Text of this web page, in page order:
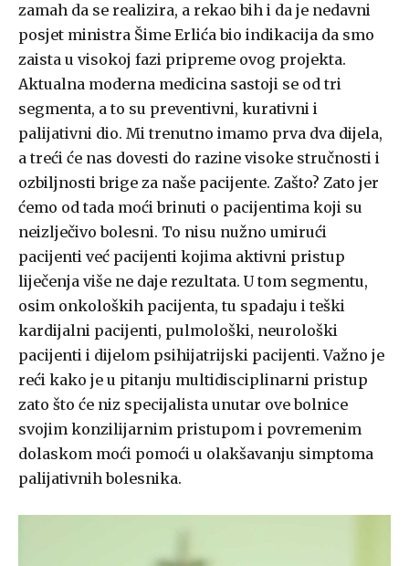
zamah da se realizira, a rekao bih i da je nedavni
posjet ministra Šime Erlića bio indikacija da smo
zaista u visokoj fazi pripreme ovog projekta.
Aktualna moderna medicina sastoji se od tri
segmenta, a to su preventivni, kurativni i
palijativni dio. Mi trenutno imamo prva dva dijela,
a treći će nas dovesti do razine visoke stručnosti i
ozbiljnosti brige za naše pacijente. Zašto? Zato jer
ćemo od tada moći brinuti o pacijentima koji su
neizlječivo bolesni. To nisu nužno umirući
pacijenti već pacijenti kojima aktivni pristup
liječenja više ne daje rezultata. U tom segmentu,
osim onkoloških pacijenta, tu spadaju i teški
kardijalni pacijenti, pulmološki, neurološki
pacijenti i dijelom psihijatrijski pacijenti. Važno je
reći kako je u pitanju multidisciplinarni pristup
zato što će niz specijalista unutar ove bolnice
svojim konzilijarnim pristupom i povremenim
dolaskom moći pomoći u olakšavanju simptoma
palijativnih bolesnika.